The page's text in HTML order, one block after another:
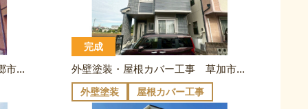
外壁塗装・屋根カバー工事 三郷市Ｋ様邸
完成
外壁塗装・屋根カバー工事 草加市О様邸
外壁塗装 屋根カバー工事